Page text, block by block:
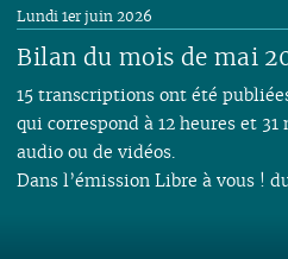
Bilan du mois de mai
Lundi 1er juin 2026
15 transcriptions ont été
qui correspond à 12 heures et
audio ou de vidéos.
Dans l’émission Libre à vous !